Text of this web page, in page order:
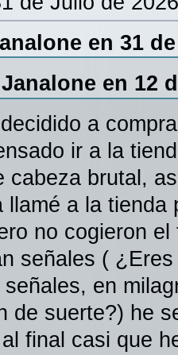
en 31
en 12
a
ir a la
cabeza brutal,
llamé a la tienda
no cogieron
señales (
señales, en
de suerte?) he
final casi que